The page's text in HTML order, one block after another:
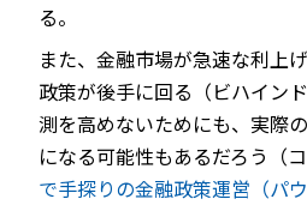
る。
また、金融市場が急速な利上
政策が後手に回る（ビハイン
測を高めないためにも、実際
になる可能性もあるだろう（
で手探りの金融政策運営（パ